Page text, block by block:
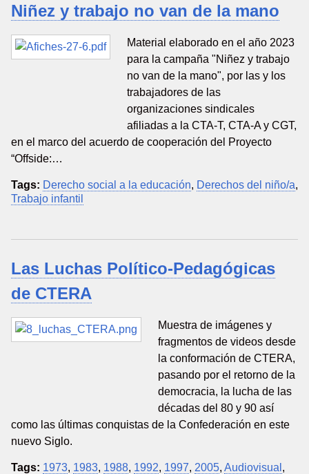
Niñez y trabajo no van de la mano
Material elaborado en el año 2023
para la campaña "Niñez y trabajo
no van de la mano", por las y los
trabajadores de las
organizaciones sindicales
afiliadas a la CTA-T, CTA-A y CGT,
en el marco del acuerdo de cooperación del Proyecto
“Offside:…
Tags: Derecho social a la educación, Derechos del niño/a,
Trabajo infantil
Las Luchas Político-Pedagógicas
de CTERA
Muestra de imágenes y
fragmentos de videos desde
la conformación de CTERA,
pasando por el retorno de la
democracia, la lucha de las
décadas del 80 y 90 así
como las últimas conquistas de la Confederación en este
nuevo Siglo.
Tags: 1973, 1983, 1988, 1992, 1997, 2005, Audiovisual ,